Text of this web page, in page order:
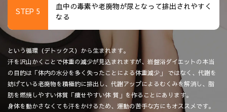
STEP 5
血中の毒素や老廃物が尿となって排出されやすく
なる
という循環（デトックス）から生まれます。
汗を沢山かくことで体重の減少が見込まれますが、岩盤浴ダイエットの本当
の目的は「体内の水分を多く失ったことによる体重減少」
ではなく、代謝を
妨げている老廃物を積極的に排出し、代謝アップによるむくみを解消し、脂
肪を燃焼しやすい体質「痩せやすい体 質」を作ることにあります。
身体を動かさなくても汗をかけるため、運動の苦手な方にもオススメです。